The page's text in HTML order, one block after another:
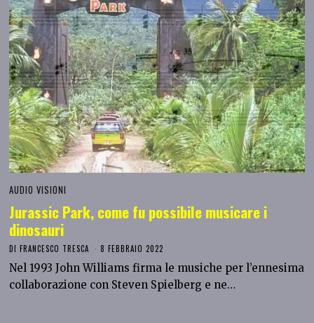
AUDIO VISIONI
Jurassic Park, come fu possibile musicare i
dinosauri
DIFRANCESCO TRESCA 8 FEBBRAIO 2022
Nel 1993 John Williams firma le musiche per l’ennesima
collaborazione con Steven Spielberg e ne…